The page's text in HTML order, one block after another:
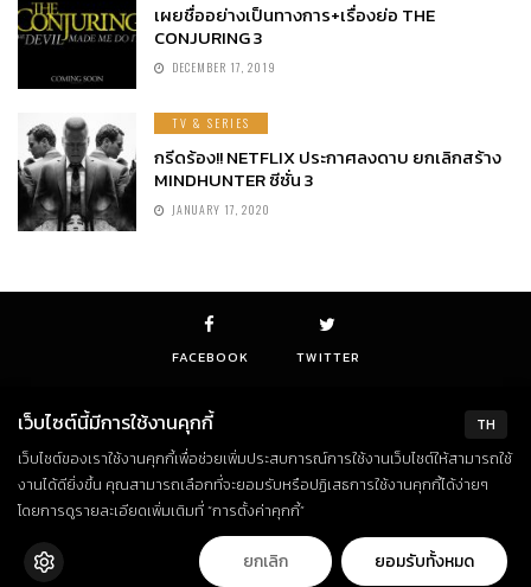
เผยชื่ออย่างเป็นทางการ+เรื่องย่อ THE
CONJURING 3
DECEMBER 17, 2019
TV & SERIES
กรีดร้อง!! NETFLIX ประกาศลงดาบ ยกเลิกสร้าง
MINDHUNTER ซีซั่น 3
JANUARY 17, 2020
FACEBOOK TWITTER
© Copyright 2018. All Rights Reserved
TH
เว็บไซต์นี้มีการใช้งานคุกกี้
เว็บไซต์ของเราใช้งานคุกกี้เพื่อช่วยเพิ่มประสบการณ์การใช้งานเว็บไซต์ให้สามารถใช้
งานได้ดียิ่งขึ้น คุณสามารถเลือกที่จะยอมรับหรือปฏิเสธการใช้งานคุกกี้ได้ง่ายๆ
โดยการดูรายละเอียดเพิ่มเติมที่ “การตั้งค่าคุกกี้”
ยกเลิก ยอมรับทั้งหมด